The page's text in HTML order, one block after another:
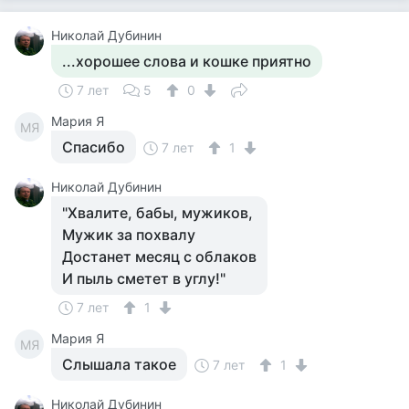
Николай Дубинин
...хорошее слова и кошке приятно
7 лет 5 0
МЯ Мария Я
Спасибо 7 лет 1
Николай Дубинин
"Хвалите, бабы, мужиков,
Мужик за похвалу
Достанет месяц с облаков
И пыль сметет в углу!"
7 лет 1
МЯ Мария Я
Слышала такое 7 лет 1
Николай Дубинин